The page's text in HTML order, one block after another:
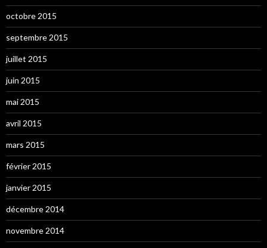
octobre 2015
septembre 2015
juillet 2015
juin 2015
mai 2015
avril 2015
mars 2015
février 2015
janvier 2015
décembre 2014
novembre 2014